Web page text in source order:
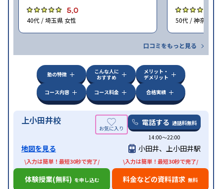
5.0
40代 / 埼玉県 女性 50代 / 神奈川県
口コミをもっと見る
塾の特徴
こんな人に
おすすめ
メリット・
デメリット
コース内容
コース料金 合格実績
上小田井校 電話する 通話料無料
14:00〜22:00
地図を見る 小田井、上小田井駅
\入力は簡単！最短30秒で完了/
体験授業(無料) を申し込む
\入力は簡単！最短30秒で完了/
料金などの資料請求 無料